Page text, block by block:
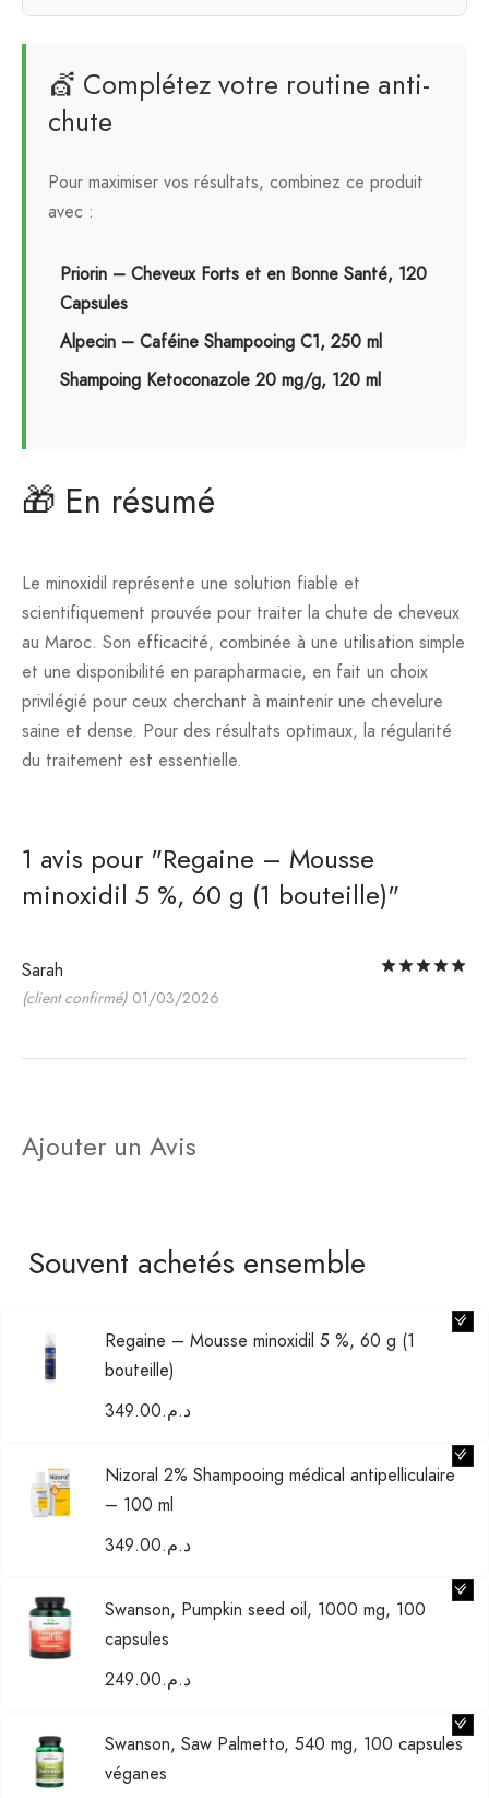
💇 Complétez votre routine anti-
chute
Pour maximiser vos résultats, combinez ce produit
avec :
Priorin – Cheveux Forts et en Bonne Santé, 120
Capsules
Alpecin – Caféine Shampooing C1, 250 ml
Shampoing Ketoconazole 20 mg/g, 120 ml
🎁 En résumé
Le minoxidil représente une solution fiable et
scientifiquement prouvée pour traiter la chute de cheveux
au Maroc. Son efficacité, combinée à une utilisation simple
et une disponibilité en parapharmacie, en fait un choix
privilégié pour ceux cherchant à maintenir une chevelure
saine et dense. Pour des résultats optimaux, la régularité
du traitement est essentielle.
1 avis pour Regaine – Mousse
minoxidil 5 %, 60 g (1 bouteille)
Sarah
(client confirmé) 01/03/2026
Ajouter un Avis
Souvent achetés ensemble
Regaine – Mousse minoxidil 5 %, 60 g (1
bouteille)
د.م.349.00
Nizoral 2% Shampooing médical antipelliculaire
– 100 ml
د.م.349.00
Swanson, Pumpkin seed oil, 1000 mg, 100
capsules
د.م.249.00
Swanson, Saw Palmetto, 540 mg, 100 capsules
véganes